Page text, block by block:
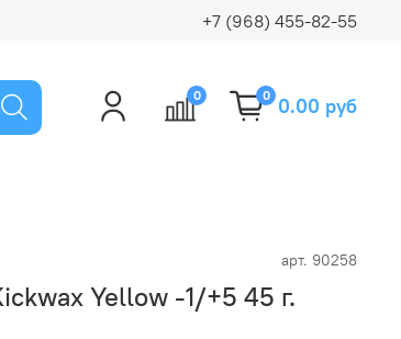
+7 (968) 455-82-55
0 0 0.00 руб
арт. 90258
Yellow -1/+5 45 г.